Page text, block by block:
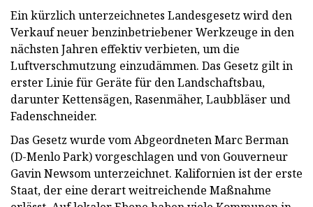
Ein kürzlich unterzeichnetes Landesgesetz wird den
Verkauf neuer benzinbetriebener Werkzeuge in den
nächsten Jahren effektiv verbieten, um die
Luftverschmutzung einzudämmen. Das Gesetz gilt in
erster Linie für Geräte für den Landschaftsbau,
darunter Kettensägen, Rasenmäher, Laubbläser und
Fadenschneider.
Das Gesetz wurde vom Abgeordneten Marc Berman
(D-Menlo Park) vorgeschlagen und von Gouverneur
Gavin Newsom unterzeichnet. Kalifornien ist der erste
Staat, der eine derart weitreichende Maßnahme